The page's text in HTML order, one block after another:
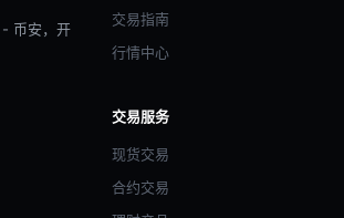
币安，开
交易指南
行情中心
交易服务
现货交易
合约交易